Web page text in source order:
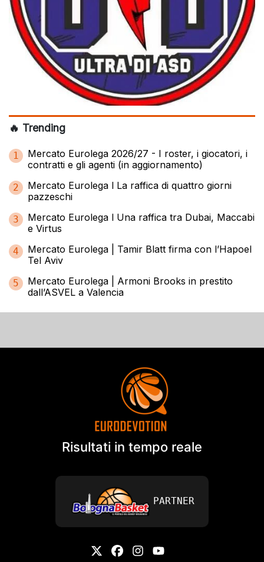
🔥 Trending
1
Mercato Eurolega 2026/27 - I roster, i giocatori, i
contratti e gli agenti (in aggiornamento)
2
Mercato Eurolega l La raffica di quattro giorni
pazzeschi
3
Mercato Eurolega l Una raffica tra Dubai, Maccabi
e Virtus
4
Mercato Eurolega | Tamir Blatt firma con l’Hapoel
Tel Aviv
5
Mercato Eurolega | Armoni Brooks in prestito
dall’ASVEL a Valencia
Risultati in tempo reale
PARTNER